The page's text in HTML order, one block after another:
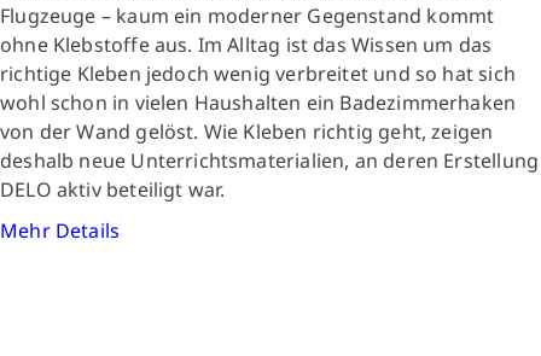
Flugzeuge – kaum ein moderner Gegenstand kommt
ohne Klebstoffe aus. Im Alltag ist das Wissen um das
richtige Kleben jedoch wenig verbreitet und so hat sich
wohl schon in vielen Haushalten ein Badezimmerhaken
von der Wand gelöst. Wie Kleben richtig geht, zeigen
deshalb neue Unterrichtsmaterialien, an deren Erstellung
DELO aktiv beteiligt war.
Mehr Details